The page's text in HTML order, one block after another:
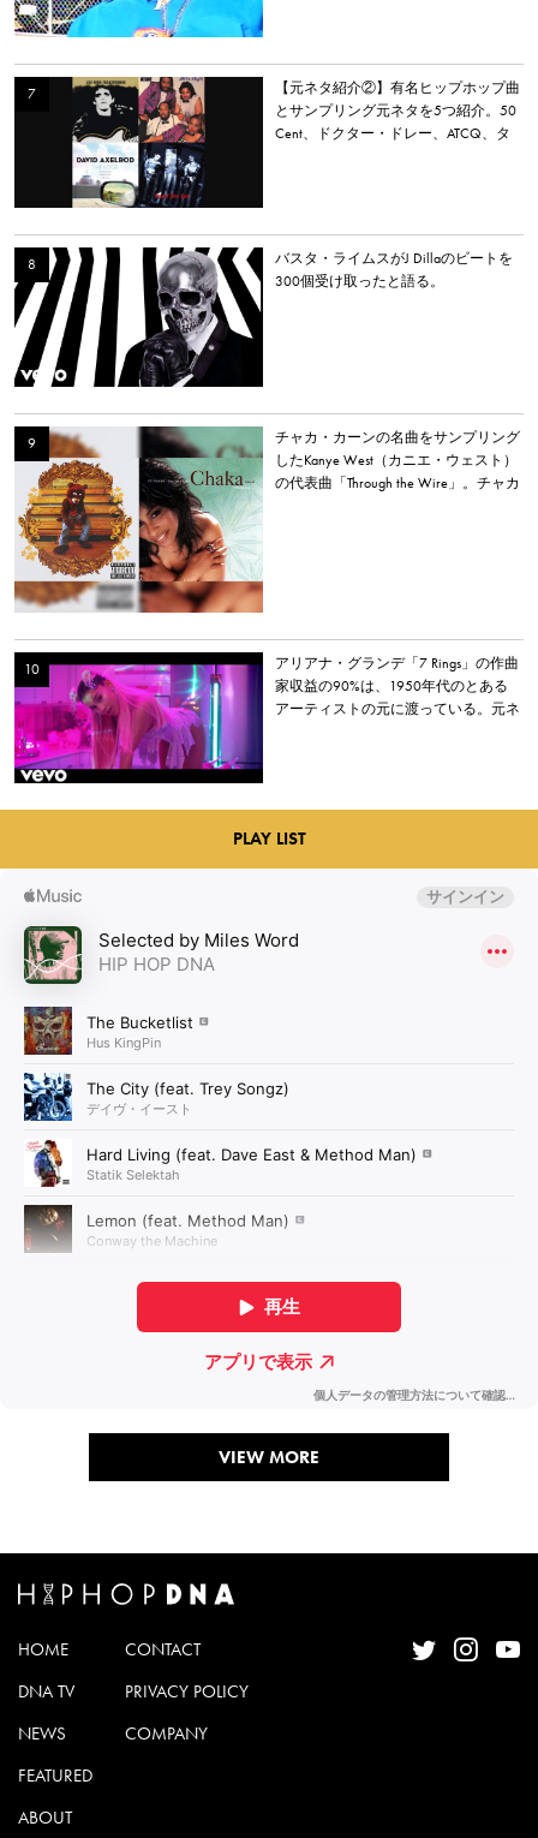
【元ネタ紹介②】有名ヒップホップ曲
とサンプリング元ネタを5つ紹介。50
Cent、ドクター・ドレー、ATCQ、タ
バスタ・ライムスがJ Dillaのビートを
300個受け取ったと語る。
チャカ・カーンの名曲をサンプリング
したKanye West（カニエ・ウェスト）
の代表曲「Through the Wire」。チャカ
アリアナ・グランデ「7 Rings」の作曲
家収益の90%は、1950年代のとある
アーティストの元に渡っている。元ネ
PLAY LIST
VIEW MORE
HOME
DNA TV
NEWS
FEATURED
ABOUT
CONTACT
PRIVACY POLICY
COMPANY